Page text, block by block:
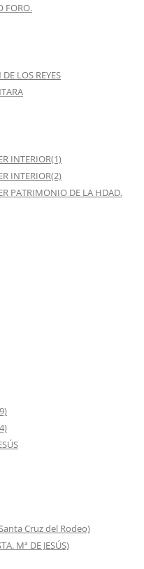
FORO.
LOS REYES
INTERIOR(1)
INTERIOR(2)
PATRIMONIO DE LA HDAD.
Cruz del Rodeo)
Mª DE JESÚS)